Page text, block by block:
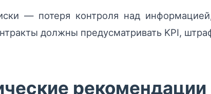
— потеря контроля над
должны предусматривать KPI,